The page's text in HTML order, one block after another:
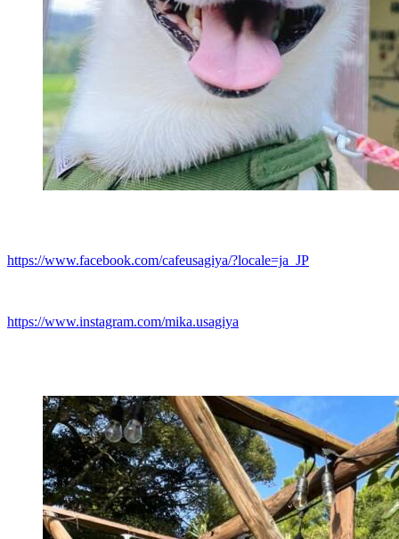
https://www.facebook.com/cafeusagiya/?locale=ja_JP
https://www.instagram.com/mika.usagiya